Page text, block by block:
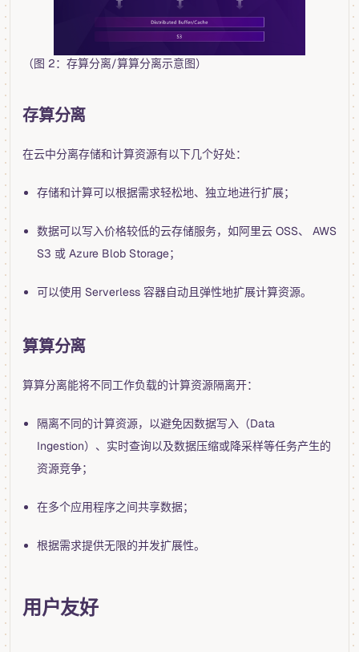
（图 2：存算分离/算算分离示意图）
存算分离
在云中分离存储和计算资源有以下几个好处：
存储和计算可以根据需求轻松地、独立地进行扩展；
数据可以写入价格较低的云存储服务，如阿里云 OSS、 AWS
S3 或 Azure Blob Storage；
可以使用 Serverless 容器自动且弹性地扩展计算资源。
算算分离
算算分离能将不同工作负载的计算资源隔离开：
隔离不同的计算资源，以避免因数据写入（Data
Ingestion）、实时查询以及数据压缩或降采样等任务产生的
资源竞争；
在多个应用程序之间共享数据；
根据需求提供无限的并发扩展性。
用户友好